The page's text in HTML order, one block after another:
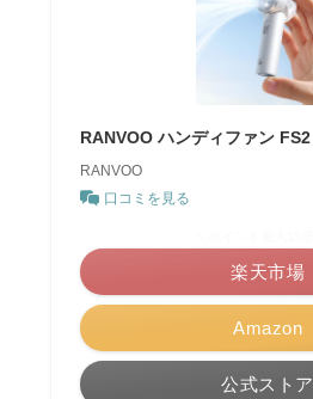
RANVOO ハンディファン FS2
RANVOO
口コミを見る
Amazon
楽天市場
公式ストア